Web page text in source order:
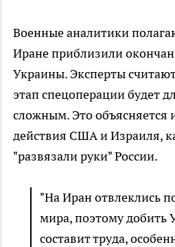
Военные аналитики
Иране приблизили
Украины. Эксперты
этап спецоперации будет
сложным. Это объясняется
действия США и Израиля,
"развязали руки" России.
"На Иран отвлеклись
мира, поэтому добить
составит труда,